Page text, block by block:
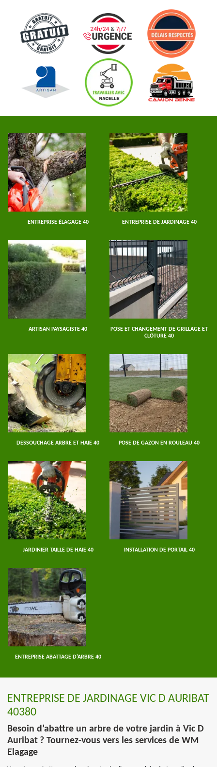
ENTREPRISE ÉLAGAGE 40 ENTREPRISE DE JARDINAGE 40
ARTISAN PAYSAGISTE 40
POSE ET CHANGEMENT DE GRILLAGE ET
CLÔTURE 40
DESSOUCHAGE ARBRE ET HAIE 40 POSE DE GAZON EN ROULEAU 40
JARDINIER TAILLE DE HAIE 40 INSTALLATION DE PORTAIL 40
ENTREPRISE ABATTAGE D'ARBRE 40
ENTREPRISE DE JARDINAGE VIC D AURIBAT
40380
Besoin d’abattre un arbre de votre jardin à Vic D
Auribat ? Tournez-vous vers les services de WM
Elagage